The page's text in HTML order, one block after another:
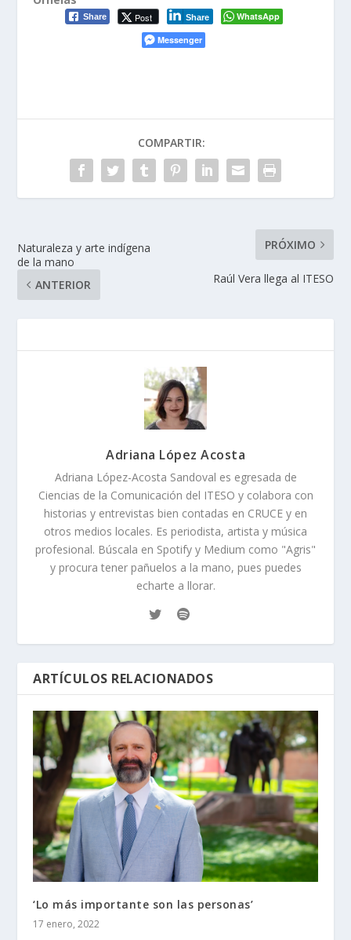
Share Post Share
WhatsApp
Messenger
COMPARTIR:
Naturaleza y arte indígena
de la mano
ANTERIOR
PRÓXIMO
Raúl Vera llega al ITESO
Adriana López Acosta
Adriana López-Acosta Sandoval es egresada de
Ciencias de la Comunicación del ITESO y colabora con
historias y entrevistas bien contadas en CRUCE y en
otros medios locales. Es periodista, artista y música
profesional. Búscala en Spotify y Medium como "Agris"
y procura tener pañuelos a la mano, pues puedes
echarte a llorar.
ARTÍCULOS RELACIONADOS
‘Lo más importante son las personas’
17 enero, 2022